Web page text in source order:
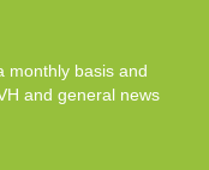
monthly basis and
and general news